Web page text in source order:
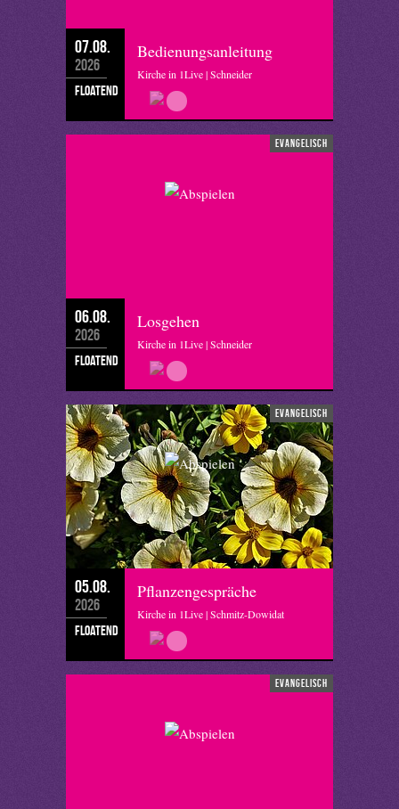
07.08.
2026
floatend
Bedienungsanleitung
Kirche in 1Live | Schneider
evangelisch
06.08.
2026
floatend
Losgehen
Kirche in 1Live | Schneider
evangelisch
05.08.
2026
floatend
Pflanzengespräche
Kirche in 1Live | Schmitz-Dowidat
evangelisch